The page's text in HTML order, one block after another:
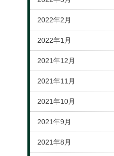
2022年2月
2022年1月
2021年12月
2021年11月
2021年10月
2021年9月
2021年8月